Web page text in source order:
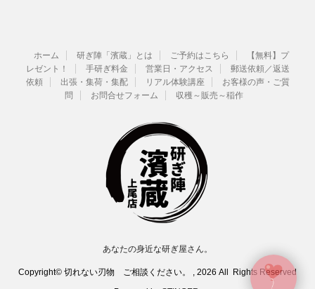
ホーム 研ぎ陣「濱蔵」とは ご予約はこちら
【無料】プ
レゼント！
手研ぎ料金 営業日・アクセス
郵送依頼／返送
依頼
出張・集荷・集配 リアル体験講座
お客様の声・ご質
問
お問合せフォーム 収穫～販売～稲作
あなたの身近な研ぎ屋さん。
Copyright© 切れない刃物 ご相談ください。 , 2026 All Rights Reserved